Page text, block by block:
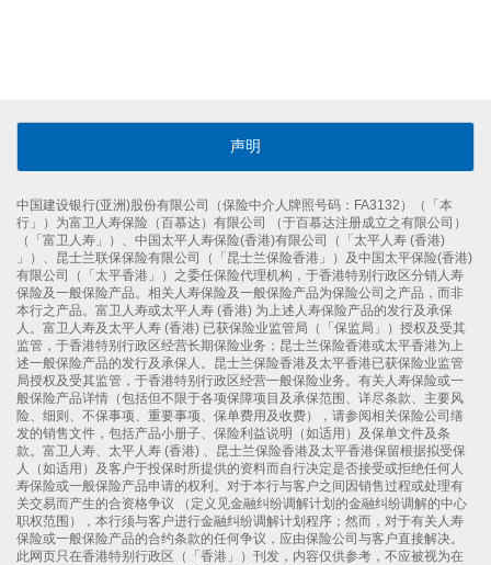
声明
中国建设银行(亚洲)股份有限公司（保险中介人牌照号码：FA3132）（「本
行」）为富卫人寿保险（百慕达）有限公司 （于百慕达注册成立之有限公司）
（「富卫人寿」）、中国太平人寿保险(香港)有限公司（「太平人寿 (香港)
」）、昆士兰联保保险有限公司（「昆士兰保险香港」）及中国太平保险(香港)
有限公司（「太平香港」）之委任保险代理机构，于香港特别行政区分销人寿
保险及一般保险产品。相关人寿保险及一般保险产品为保险公司之产品，而非
本行之产品。富卫人寿或太平人寿 (香港) 为上述人寿保险产品的发行及承保
人。富卫人寿及太平人寿 (香港) 已获保险业监管局（「保监局」）授权及受其
监管，于香港特别行政区经营长期保险业务；昆士兰保险香港或太平香港为上
述一般保险产品的发行及承保人。昆士兰保险香港及太平香港已获保险业监管
局授权及受其监管，于香港特别行政区经营一般保险业务。有关人寿保险或一
般保险产品详情（包括但不限于各项保障项目及承保范围、详尽条款、主要风
险、细则、不保事项、重要事项、保单费用及收费），请参阅相关保险公司缮
发的销售文件，包括产品小册子、保险利益说明（如适用）及保单文件及条
款。富卫人寿、太平人寿 (香港) 、昆士兰保险香港及太平香港保留根据拟受保
人（如适用）及客户于投保时所提供的资料而自行决定是否接受或拒绝任何人
寿保险或一般保险产品申请的权利。对于本行与客户之间因销售过程或处理有
关交易而产生的合资格争议 （定义见金融纠纷调解计划的金融纠纷调解的中心
职权范围），本行须与客户进行金融纠纷调解计划程序；然而，对于有关人寿
保险或一般保险产品的合约条款的任何争议，应由保险公司与客户直接解决。
此网页只在香港特别行政区（「香港」）刊发，内容仅供参考，不应被视为在